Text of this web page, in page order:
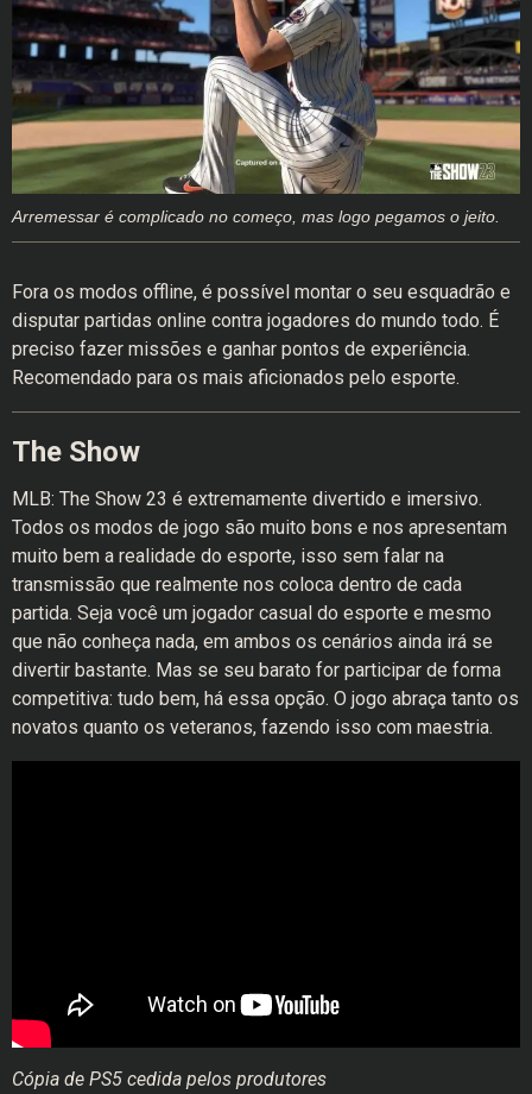
Arremessar é complicado no começo, mas logo pegamos o jeito.
Fora os modos offline, é possível montar o seu esquadrão e
disputar partidas online contra jogadores do mundo todo. É
preciso fazer missões e ganhar pontos de experiência.
Recomendado para os mais aficionados pelo esporte.
The Show
MLB: The Show 23 é extremamente divertido e imersivo.
Todos os modos de jogo são muito bons e nos apresentam
muito bem a realidade do esporte, isso sem falar na
transmissão que realmente nos coloca dentro de cada
partida. Seja você um jogador casual do esporte e mesmo
que não conheça nada, em ambos os cenários ainda irá se
divertir bastante. Mas se seu barato for participar de forma
competitiva: tudo bem, há essa opção. O jogo abraça tanto os
novatos quanto os veteranos, fazendo isso com maestria.
Cópia de PS5 cedida pelos produtores